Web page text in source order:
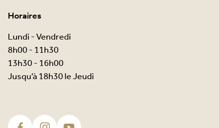
Horaires
Lundi - Vendredi
8h00 - 11h30
13h30 - 16h00
Jusqu’à 18h30 le Jeudi